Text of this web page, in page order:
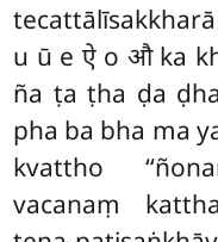
u ū e ऐ o औ ka
ña ṭa ṭha ḍa
pha ba bha ma
kvattho
vacanaṃ